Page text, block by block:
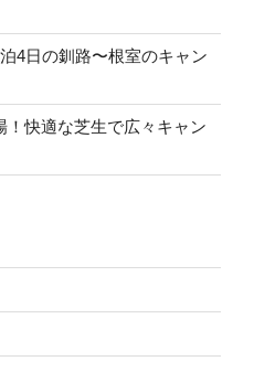
4日の釧路〜根室のキャン
！快適な芝生で広々キャン